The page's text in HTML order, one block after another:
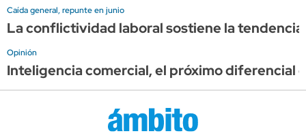
Caída general, repunte en junio
La conflictividad laboral sostiene la
Opinión
Inteligencia comercial, el próximo diferencial